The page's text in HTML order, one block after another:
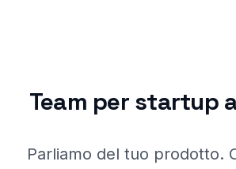
Team per startup
Parliamo del tuo prodotto.